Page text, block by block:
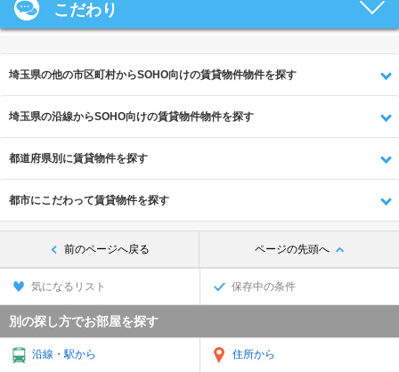
こだわり
埼玉県の他の市区町村からSOHO向けの賃貸物件物件を探す
埼玉県の沿線からSOHO向けの賃貸物件物件を探す
都道府県別に賃貸物件を探す
都市にこだわって賃貸物件を探す
前のページへ戻る ページの先頭へ
気になるリスト 保存中の条件
別の探し方でお部屋を探す
沿線・駅から 住所から